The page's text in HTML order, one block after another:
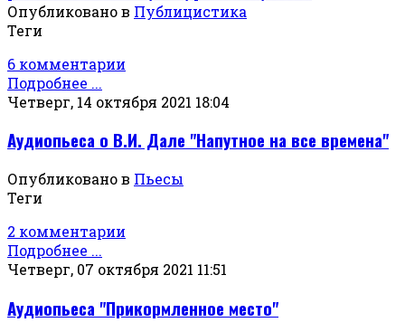
Опубликовано в Публицистика
Теги
6 комментарии
Подробнее ...
Четверг, 14 октября 2021 18:04
Аудиопьеса о В.И. Дале "Напутное на все времена"
Опубликовано в Пьесы
Теги
2 комментарии
Подробнее ...
Четверг, 07 октября 2021 11:51
Аудиопьеса "Прикормленное место"